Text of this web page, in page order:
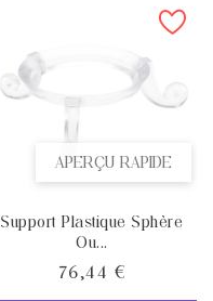
APERÇU RAPIDE
Support Plastique Sphère
Ou...
76,44 €